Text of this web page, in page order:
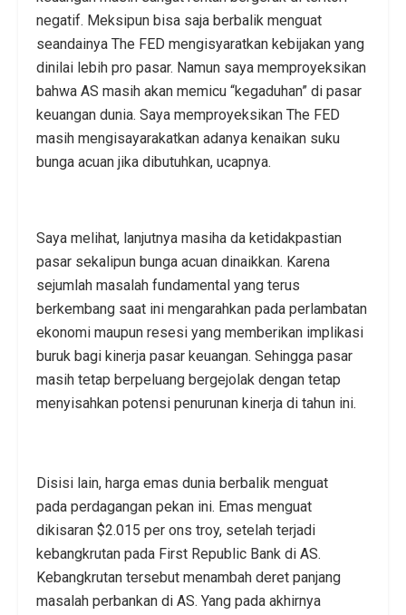
negatif. Meksipun bisa saja berbalik menguat
seandainya The FED mengisyaratkan kebijakan yang
dinilai lebih pro pasar. Namun saya memproyeksikan
bahwa AS masih akan memicu “kegaduhan” di pasar
keuangan dunia. Saya memproyeksikan The FED
masih mengisayarakatkan adanya kenaikan suku
bunga acuan jika dibutuhkan, ucapnya.
Saya melihat, lanjutnya masiha da ketidakpastian
pasar sekalipun bunga acuan dinaikkan. Karena
sejumlah masalah fundamental yang terus
berkembang saat ini mengarahkan pada perlambatan
ekonomi maupun resesi yang memberikan implikasi
buruk bagi kinerja pasar keuangan. Sehingga pasar
masih tetap berpeluang bergejolak dengan tetap
menyisahkan potensi penurunan kinerja di tahun ini.
Disisi lain, harga emas dunia berbalik menguat
pada perdagangan pekan ini. Emas menguat
dikisaran $2.015 per ons troy, setelah terjadi
kebangkrutan pada First Republic Bank di AS.
Kebangkrutan tersebut menambah deret panjang
masalah perbankan di AS. Yang pada akhirnya